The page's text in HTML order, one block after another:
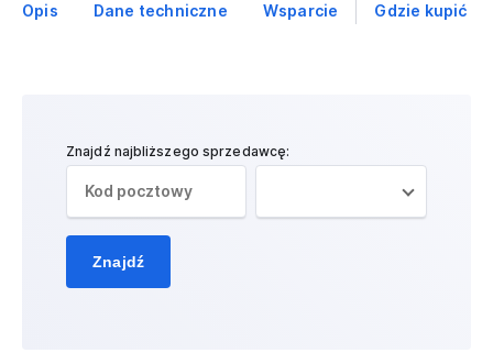
Opis Dane techniczne Wsparcie Gdzie kupić
Znajdź najbliższego sprzedawcę:
Znajdź